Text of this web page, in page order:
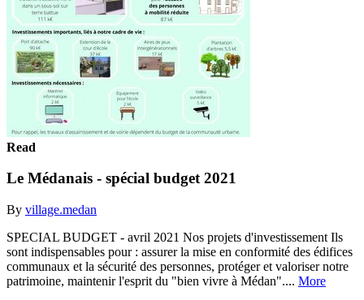
Read
Le Médanais - spécial budget 2021
By village.medan
SPECIAL BUDGET - avril 2021 Nos projets d'investissement Ils
sont indispensables pour : assurer la mise en conformité des édifices
communaux et la sécurité des personnes, protéger et valoriser notre
patrimoine, maintenir l'esprit du "bien vivre à Médan".... More